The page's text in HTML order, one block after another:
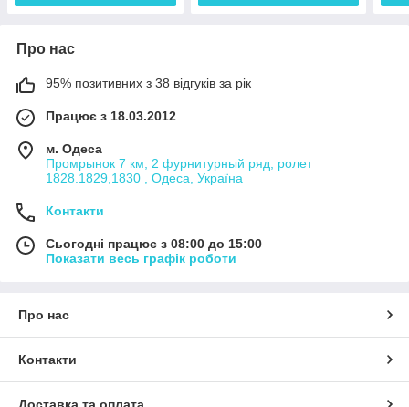
Про нас
95% позитивних з 38 відгуків за рік
Працює з 18.03.2012
м. Одеса
Промрынок 7 км, 2 фурнитурный ряд, ролет
1828.1829,1830 , Одеса, Україна
Контакти
Сьогодні працює з 08:00 до 15:00
Показати весь графік роботи
Про нас
Контакти